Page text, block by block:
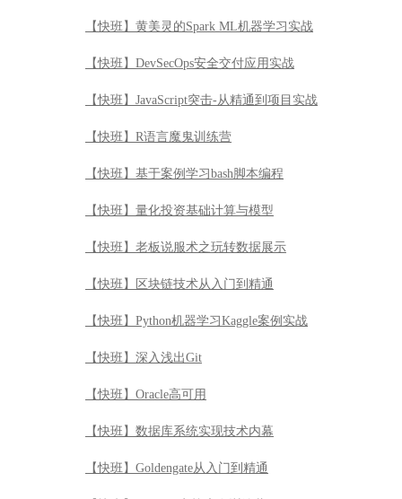
【快班】黄美灵的Spark ML机器学习实战
【快班】DevSecOps安全交付应用实战
【快班】JavaScript突击-从精通到项目实战
【快班】R语言魔鬼训练营
【快班】基于案例学习bash脚本编程
【快班】量化投资基础计算与模型
【快班】老板说服术之玩转数据展示
【快班】区块链技术从入门到精通
【快班】Python机器学习Kaggle案例实战
【快班】深入浅出Git
【快班】Oracle高可用
【快班】数据库系统实现技术内幕
【快班】Goldengate从入门到精通